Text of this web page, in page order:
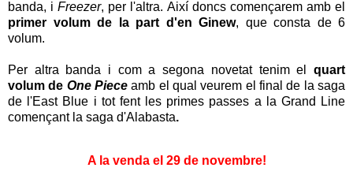
banda, iFreezer, per l'altra. Així doncs començarem amb el
primer volum de la part d'en Ginew, que consta de 6
volum.
Per altra banda i com a segona novetat tenim el quart
volum de One Piece amb el qual veurem el final de la saga
de l'East Blue i tot fent les primes passes a la Grand Line
començant la saga d'Alabasta.
A la venda el 29 de novembre!